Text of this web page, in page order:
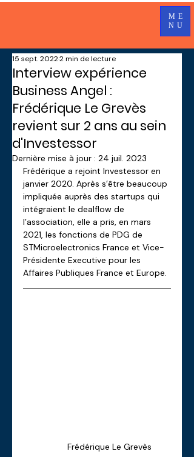
ME
NU
Interview expérience
Business Angel :
Frédérique Le Grevès
revient sur 2 ans au sein
d'Investessor
15 sept. 20222 min de lecture
Dernière mise à jour : 24 juil. 2023
Frédérique a rejoint Investessor en
janvier 2020. Après s’être beaucoup
impliquée auprès des startups qui
intégraient le dealflow de
l’association, elle a pris, en mars
2021, les fonctions de PDG de
STMicroelectronics France et Vice-
Présidente Executive pour les
Affaires Publiques France et Europe.
Frédérique Le Grevès